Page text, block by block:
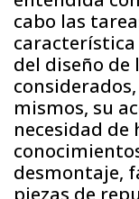
cabo las
característica
del diseño de
mismos, su
necesidad
desmontaje,
piezas de